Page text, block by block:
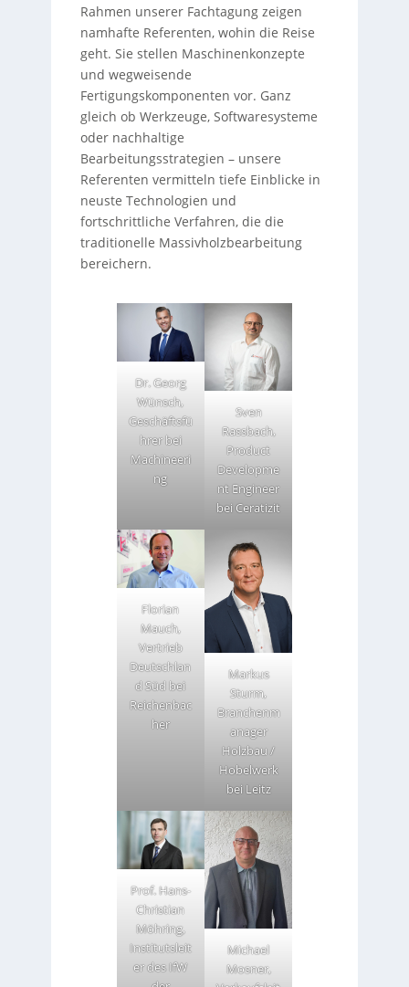
Rahmen unserer Fachtagung zeigen
namhafte Referenten, wohin die Reise
geht. Sie stellen Maschinenkonzepte
und wegweisende
Fertigungskomponenten vor. Ganz
gleich ob Werkzeuge, Softwaresysteme
oder nachhaltige
Bearbeitungsstrategien – unsere
Referenten vermitteln tiefe Einblicke in
neuste Technologien und
fortschrittliche Verfahren, die die
traditionelle Massivholzbearbeitung
bereichern.
Dr. Georg
Wünsch,
Geschäftsfü
hrer bei
Machineeri
ng
Sven
Rassbach,
Product
Developme
nt Engineer
bei Ceratizit
Florian
Mauch,
Vertrieb
Deutschlan
d Süd bei
Reichenbac
her
Markus
Sturm,
Branchenm
anager
Holzbau /
Hobelwerk
bei Leitz
Prof. Hans-
Christian
Möhring,
Institutsleit
er des IfW
Michael
Mosner,